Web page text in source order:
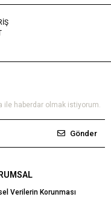
ile haberdar olmak istiyorum.
Gönder
Verilerin Korunması